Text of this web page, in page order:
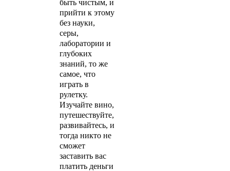
быть чистым, и
прийти к этому
без науки,
серы,
лаборатории и
глубоких
знаний, то же
самое, что
играть в
рулетку.
Изучайте вино,
путешествуйте,
развивайтесь, и
тогда никто не
сможет
заставить вас
платить деньги